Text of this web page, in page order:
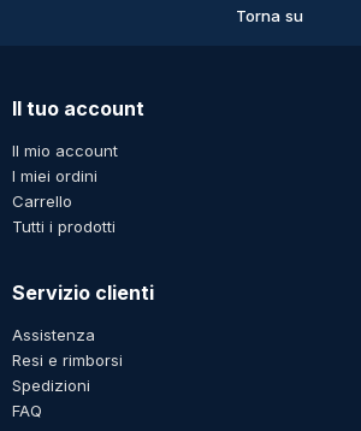
Torna su
Il tuo account
Il mio account
I miei ordini
Carrello
Tutti i prodotti
Servizio clienti
Assistenza
Resi e rimborsi
Spedizioni
FAQ